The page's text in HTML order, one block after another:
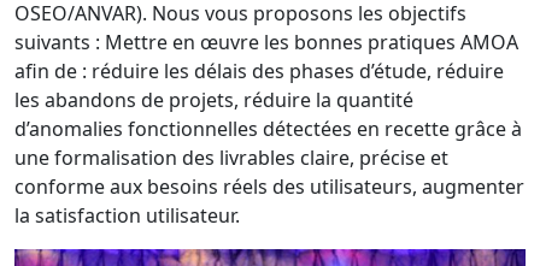
OSEO/ANVAR). Nous vous proposons les objectifs
suivants : Mettre en œuvre les bonnes pratiques AMOA
afin de : réduire les délais des phases d’étude, réduire
les abandons de projets, réduire la quantité
d’anomalies fonctionnelles détectées en recette grâce à
une formalisation des livrables claire, précise et
conforme aux besoins réels des utilisateurs, augmenter
la satisfaction utilisateur.